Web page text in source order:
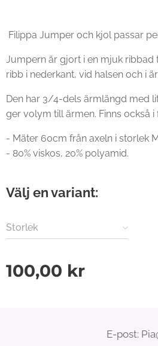
Filippa Jumper och kjol passar
Jumpern är gjort i en mjuk ribbad
ribb i nederkant, vid halsen och i
Den har 3/4-dels ärmlängd med
ger volym till ärmen. Finns också i
- Mäter 60cm från axeln i storlek
- 80% viskos, 20% polyamid.
Välj en variant:
Storlek
100,00 kr
E-post: Pia